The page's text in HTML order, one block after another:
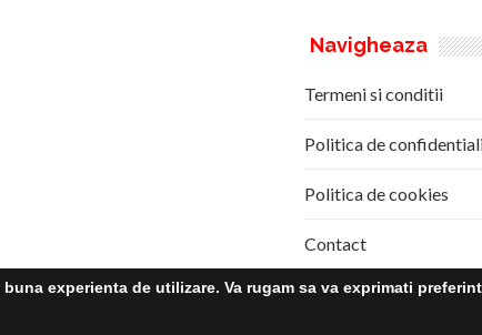
Navigheaza
Termeni si conditii
Politica de
Politica de cookies
Contact
experienta de utilizare. Va rugam sa va exprimati